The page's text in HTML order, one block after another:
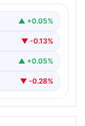
▲ +0.05%
▼ -0.13%
▲ +0.05%
▼ -0.28%